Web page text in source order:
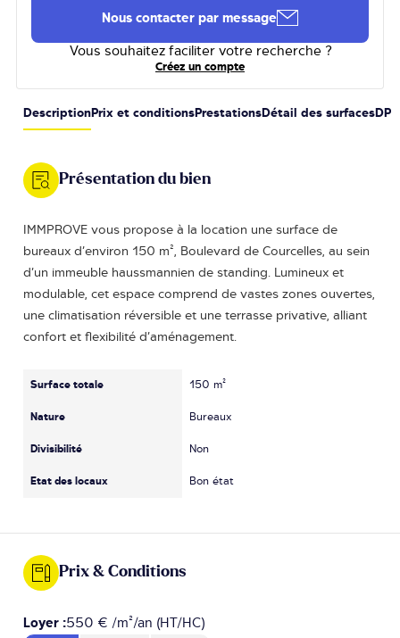
Nous contacter par message
Vous souhaitez faciliter votre recherche ?
Créez un compte
Description Prix et conditions Prestations Détail des surfaces DPE
Présentation du bien
IMMPROVE vous propose à la location une surface de
bureaux d’environ 150 m², Boulevard de Courcelles, au sein
d’un immeuble haussmannien de standing. Lumineux et
modulable, cet espace comprend de vastes zones ouvertes,
une climatisation réversible et une terrasse privative, alliant
confort et flexibilité d’aménagement.
Surface totale
Nature
Divisibilité
Etat des locaux
150 m²
Bureaux
Non
Bon état
Prix & Conditions
Loyer :550 € /m²/an (HT/HC)